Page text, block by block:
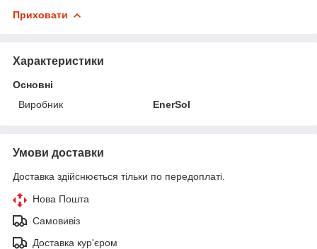
Приховати
Характеристики
Основні
Виробник
EnerSol
Умови доставки
Доставка здійснюється тільки по передоплаті.
Нова Пошта
Самовивіз
Доставка кур'єром